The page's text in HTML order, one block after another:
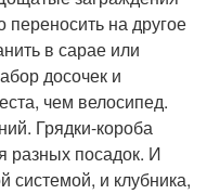
переносить на другое
в сарае или
досочек и
чем велосипед.
Грядки-короба
разных посадок. И
системой, и клубника,